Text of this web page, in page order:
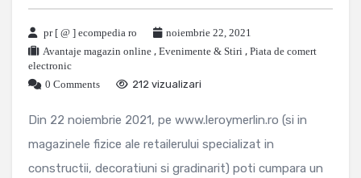
pr [ @ ] ecompedia ro
noiembrie 22, 2021
Avantaje magazin online , Evenimente & Stiri , Piata de comert
electronic
0 Comments
212 vizualizari
Din 22 noiembrie 2021, pe www.leroymerlin.ro (si in
magazinele fizice ale retailerului specializat in
constructii, decoratiuni si gradinarit) poti cumpara un